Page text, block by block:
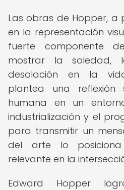
Las obras de Hopper, a
en la representación
fuerte componente
mostrar la soledad,
desolación en la
plantea una reflexión
humana en un
industrialización y el
para transmitir un
del arte lo
relevante en la
Edward Hopper